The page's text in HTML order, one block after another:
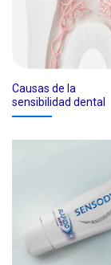
Causas de la
sensibilidad dental